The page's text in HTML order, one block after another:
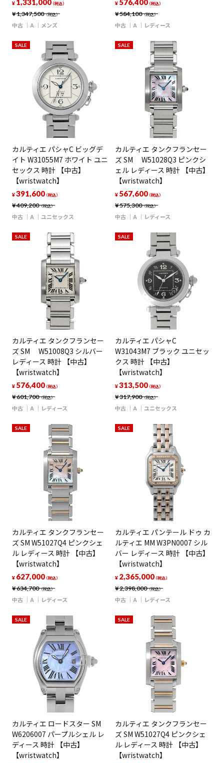
¥1,347,500（税込）
¥ 1,331,000（税込）
中古 A メンズ
¥584,100（税込）
¥ 576,400（税込）
中古 A レディース
SALE
カルティエ パシャC ビッグデ
イト W31055M7 ホワイト ユニ
セックス 時計 【中古】
【wristwatch】
¥409,200（税込）
¥391,600（税込）
中古 A ユニセックス
SALE
カルティエ タンクフランセー
ズ SM W51028Q3 ピンクシ
ェル レディース 時計 【中古】
【wristwatch】
¥575,300（税込）
¥ 567,600（税込）
中古 A レディース
SALE
カルティエ タンクフランセー
ズ SM W51008Q3 シルバー
レディース 時計 【中古】
【wristwatch】
¥601,700（税込）
¥ 576,400（税込）
中古 A レディース
SALE
カルティエ パシャC
W31043M7 ブラック ユニセッ
クス 時計 【中古】
【wristwatch】
¥317,900（税込）
¥313,500（税込）
中古 A ユニセックス
SALE
カルティエ タンクフランセー
ズ SM W51027Q4 ピンクシェ
ル レディース 時計 【中古】
【wristwatch】
¥634,700（税込）
¥ 627,000（税込）
中古 A レディース
SALE
カルティエ パンテール ドゥ カ
ルティエ MM W3PN0007 シル
バー レディース 時計 【中古】
【wristwatch】
¥2,398,000（税込）
¥ 2,365,000（税込）
中古 A レディース
SALE
カルティエ ロードスター SM
W6206007 パープルシェル レ
ディース 時計 【中古】
【wristwatch】
SALE
カルティエ タンクフランセー
ズ SM W51027Q4 ピンクシェ
ル レディース 時計 【中古】
【wristwatch】